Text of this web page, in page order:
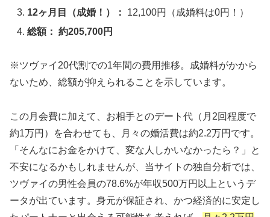
🏆 4期連続AWARD
📱
完全オンライン 対応・全国OK
👥
会員数 9万人以上 ・成婚数No.1
採用率1%の厳選カウンセラーがオンラインサポー
ト。忙しい方でも自宅から本格的な婚活が可能。
ウェルスマの詳細を確認
12ヶ月目（成婚！）：
12,100円（成婚料は0円！）
総額： 約205,700円
※ツヴァイ20代割での1年間の費用推移。成婚料がかから
ないため、総額が抑えられることを示しています。
この月会費に加えて、お相手とのデート代（月2回程度で
約1万円）を合わせても、月々の婚活費は約2.2万円です。
「そんなにお金をかけて、変な人しかいなかったら？」と
不安になるかもしれませんが、当サイトの独自分析では、
ツヴァイの男性会員の78.6%が年収500万円以上というデ
ータが出ています。身元が保証され、かつ経済的に安定し